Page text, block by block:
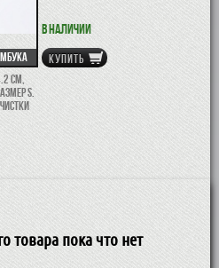
см,
S.
В наличии
КУПИТЬ
товара пока что нет